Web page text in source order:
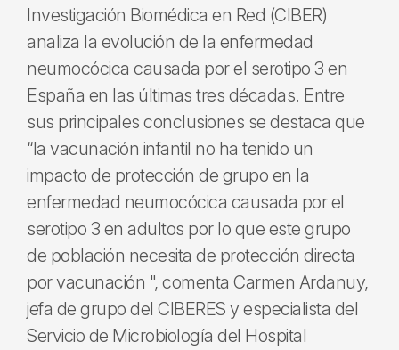
Investigación Biomédica en Red (CIBER)
analiza la evolución de la enfermedad
neumocócica causada por el serotipo 3 en
España en las últimas tres décadas. Entre
sus principales conclusiones se destaca que
“la vacunación infantil no ha tenido un
impacto de protección de grupo en la
enfermedad neumocócica causada por el
serotipo 3 en adultos por lo que este grupo
de población necesita de protección directa
por vacunación ", comenta Carmen Ardanuy,
jefa de grupo del CIBERES y especialista del
Servicio de Microbiología del Hospital